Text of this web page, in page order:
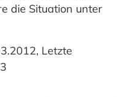
die Situation unter
Letzte